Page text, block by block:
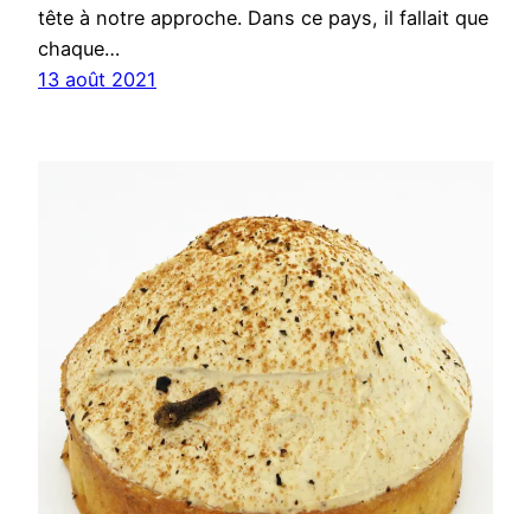
tête à notre approche. Dans ce pays, il fallait que
chaque…
13 août 2021